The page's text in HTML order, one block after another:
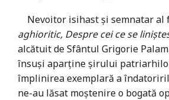
Nevoitor isihast şi semnatar al
aghioritic, Despre cei ce se
alcătuit de Sfântul Grigorie
însuși aparține șirului
împlinirea exemplară a
ne-au lăsat moștenire o bogată